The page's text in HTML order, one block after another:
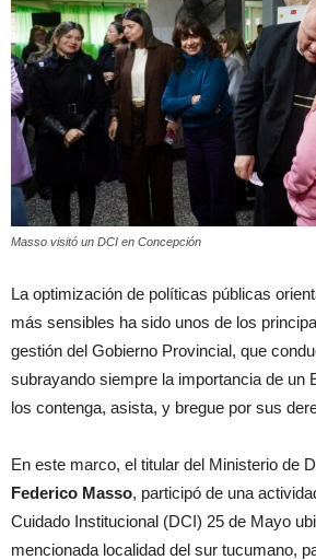
Masso visitó un DCI en Concepción
La optimización de políticas públicas
más sensibles ha sido unos de los
gestión del Gobierno Provincial, que
subrayando siempre la importancia de un
los contenga, asista, y bregue por sus
En este marco, el titular del Ministerio de
Federico Masso, participó de una
Cuidado Institucional (DCI) 25 de Mayo
mencionada localidad del sur tucumano,